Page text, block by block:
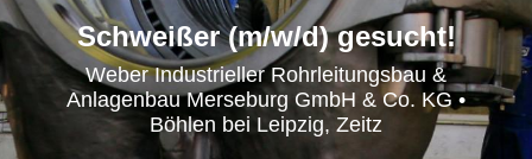
Schweißer (m/w/d) gesucht!
Weber Industrieller Rohrleitungsbau &
Anlagenbau Merseburg GmbH & Co. KG •
Böhlen bei Leipzig, Zeitz